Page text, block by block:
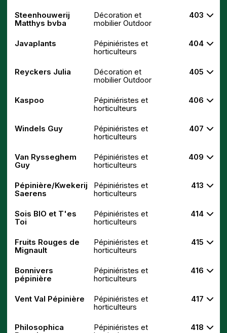
Steenhouwerij
Matthys bvba
Décoration et
mobilier Outdoor
403
Javaplants
Pépiniéristes et
horticulteurs
404
Reyckers Julia
Décoration et
mobilier Outdoor
405
Kaspoo
Pépiniéristes et
horticulteurs
406
Windels Guy
Pépiniéristes et
horticulteurs
407
Van Rysseghem
Guy
Pépiniéristes et
horticulteurs
409
Pépinière/Kwekerij
Saerens
Pépiniéristes et
horticulteurs
413
Sois BIO et T'es
Toi
Pépiniéristes et
horticulteurs
414
Fruits Rouges de
Mignault
Pépiniéristes et
horticulteurs
415
Bonnivers
pépinière
Pépiniéristes et
horticulteurs
416
Vent Val Pépinière
Pépiniéristes et
horticulteurs
417
Philosophica
Pépiniéristes et
418